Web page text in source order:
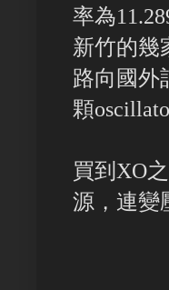
率為
新竹的幾
路向國外
顆
買到XO
源，連變